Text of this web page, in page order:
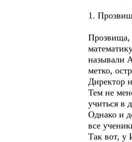
1.
Прозвища,
называли
метко,
Директор
Тем не
учиться в
Однако и
все
Так вот, у